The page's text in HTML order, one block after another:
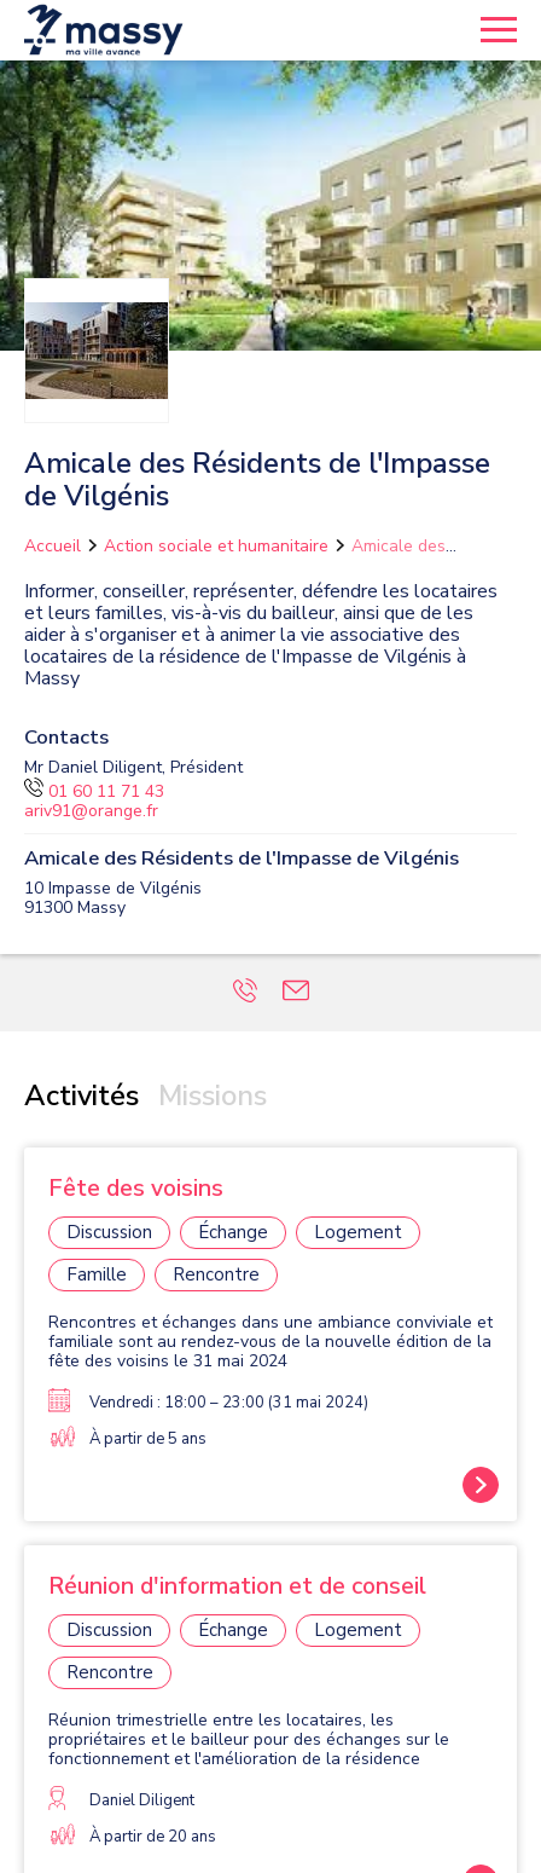
Amicale des Résidents de l'Impasse
de Vilgénis
Accueil Action sociale et humanitaire
Amicale des
Informer, conseiller, représenter, défendre les locataires
et leurs familles, vis-à-vis du bailleur, ainsi que de les
aider à s'organiser et à animer la vie associative des
locataires de la résidence de l'Impasse de Vilgénis à
Massy
Contacts
Mr Daniel Diligent, Président
01 60 11 71 43
ariv91@orange.fr
Amicale des Résidents de l'Impasse de Vilgénis
10 Impasse de Vilgénis
91300 Massy
Activités Missions
Fête des voisins
Discussion Échange
Logement
Famille
Rencontre
Rencontres et échanges dans une ambiance conviviale et
familiale sont au rendez-vous de la nouvelle édition de la
fête des voisins le 31 mai 2024
Vendredi : 18:00 – 23:00 (31 mai 2024)
À partir de 5 ans
Réunion d'information et de conseil
Discussion Échange
Logement
Rencontre
Réunion trimestrielle entre les locataires, les
propriétaires et le bailleur pour des échanges sur le
fonctionnement et l'amélioration de la résidence
Daniel Diligent
À partir de 20 ans